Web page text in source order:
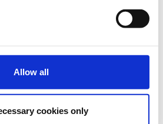
Allow all
cookies only
με διαφορετικές
και δυναμικά εμπόδια
Navigation Meshes
ή άλλου προσανατολισμού